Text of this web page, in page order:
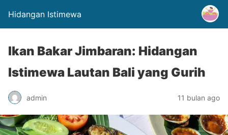
Hidangan Istimewa
Ikan Bakar Jimbaran: Hidangan
Istimewa Lautan Bali yang Gurih
admin 11 bulan ago